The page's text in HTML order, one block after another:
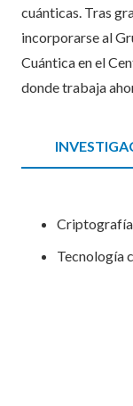
cuánticas. Tras
incorporarse al
Cuántica en el
donde trabaja
Tecnología